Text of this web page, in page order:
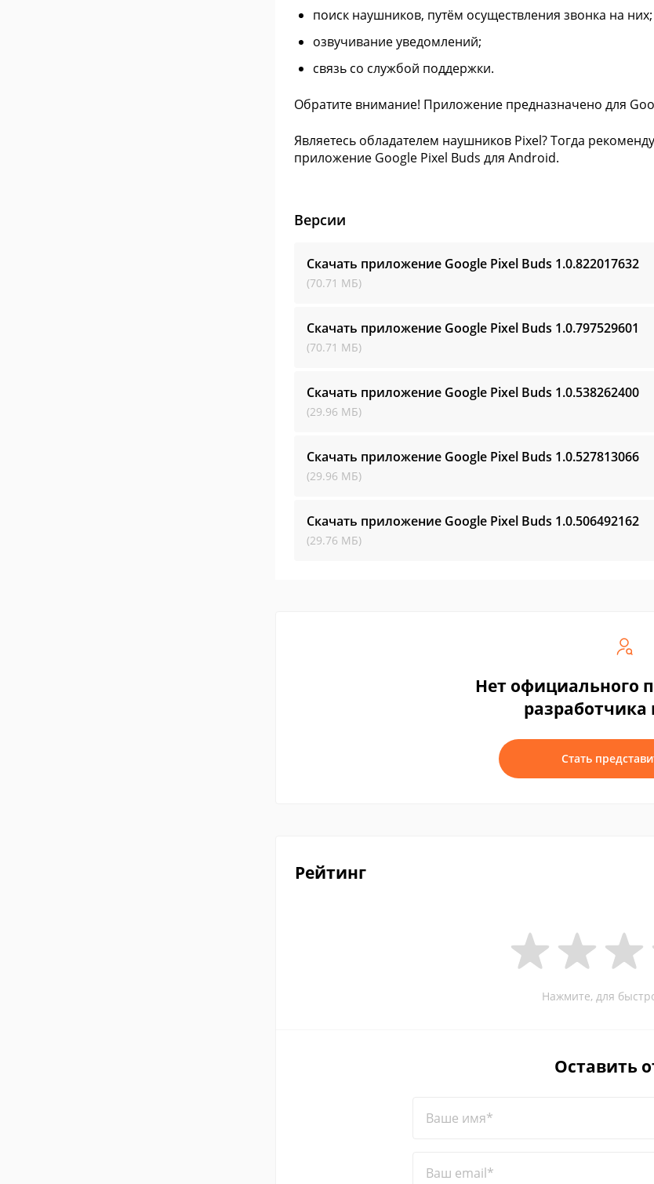
поиск наушников, путём осуществления звонка на них;
озвучивание уведомлений;
связь со службой поддержки.
Обратите внимание! Приложение предназначено для
Являетесь обладателем наушников Pixel? Тогда
приложение Google Pixel Buds для Android.
Версии
Скачать приложение Google Pixel Buds 1.0.822017632
(70.71 МБ)
Скачать приложение Google Pixel Buds 1.0.797529601
(70.71 МБ)
Скачать приложение Google Pixel Buds 1.0.538262400
(29.96 МБ)
Скачать приложение Google Pixel Buds 1.0.527813066
(29.96 МБ)
Скачать приложение Google Pixel Buds 1.0.506492162
(29.76 МБ)
Нет официального
разработчика
Стать
Рейтинг
Нажмите, для
Оставить
Ваше имя*
Ваш email*